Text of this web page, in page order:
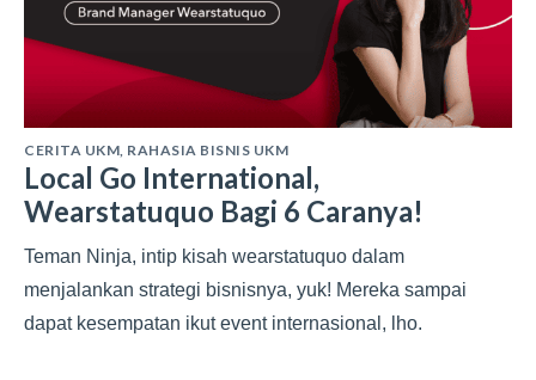
CERITA UKM, RAHASIA BISNIS UKM
Local Go International,
Wearstatuquo Bagi 6 Caranya!
Teman Ninja, intip kisah wearstatuquo dalam
menjalankan strategi bisnisnya, yuk! Mereka sampai
dapat kesempatan ikut event internasional, lho.